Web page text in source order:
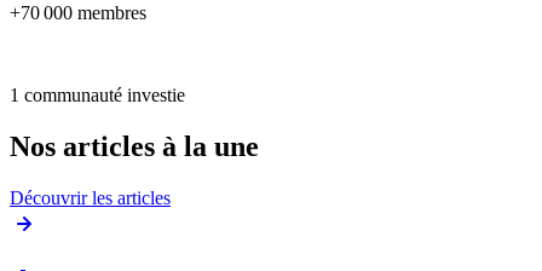
+70 000 membres
1 communauté investie
Nos articles à la une
Découvrir les articles